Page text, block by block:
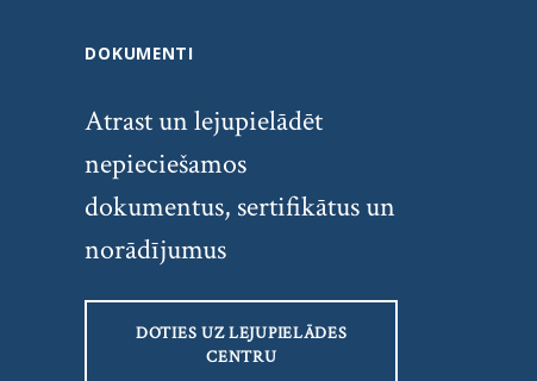
DOKUMENTI
Atrast un lejupielādēt
nepieciešamos
dokumentus, sertifikātus un
norādījumus
DOTIES UZ LEJUPIELĀDES
CENTRU